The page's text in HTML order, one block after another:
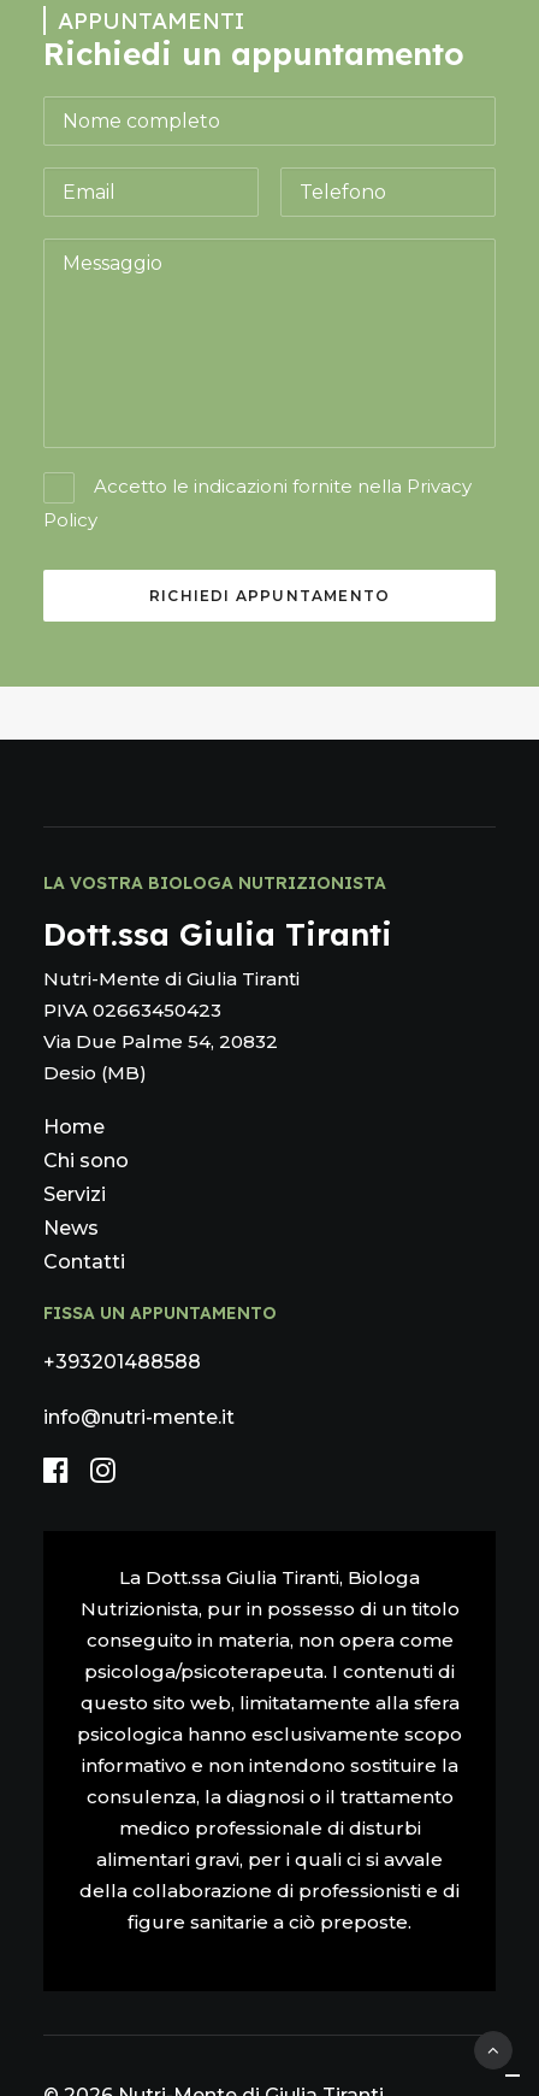
APPUNTAMENTI
Richiedi un appuntamento
Accetto le indicazioni fornite nella Privacy
Policy
LA VOSTRA BIOLOGA NUTRIZIONISTA
Dott.ssa Giulia Tiranti
Nutri-Mente di Giulia Tiranti
PIVA 02663450423
Via Due Palme 54, 20832
Desio (MB)
Home
Chi sono
Servizi
News
Contatti
FISSA UN APPUNTAMENTO
+393201488588
info@nutri-mente.it
La Dott.ssa Giulia Tiranti, Biologa
Nutrizionista, pur in possesso di un titolo
conseguito in materia, non opera come
psicologa/psicoterapeuta. I contenuti di
questo sito web, limitatamente alla sfera
psicologica hanno esclusivamente scopo
informativo e non intendono sostituire la
consulenza, la diagnosi o il trattamento
medico professionale di disturbi
alimentari gravi, per i quali ci si avvale
della collaborazione di professionisti e di
figure sanitarie a ciò preposte.